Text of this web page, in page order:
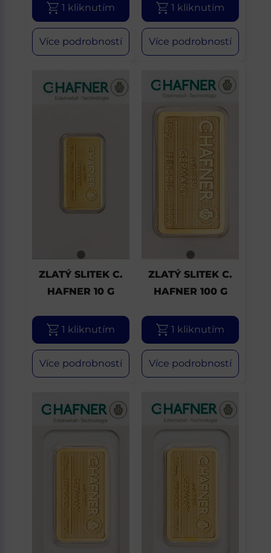
1 kliknutím
Více podrobností
1 kliknutím
Více podrobností
ZLATÝ SLITEK C.
HAFNER 10 G
1 kliknutím
Více podrobností
ZLATÝ SLITEK C.
HAFNER 100 G
1 kliknutím
Více podrobností